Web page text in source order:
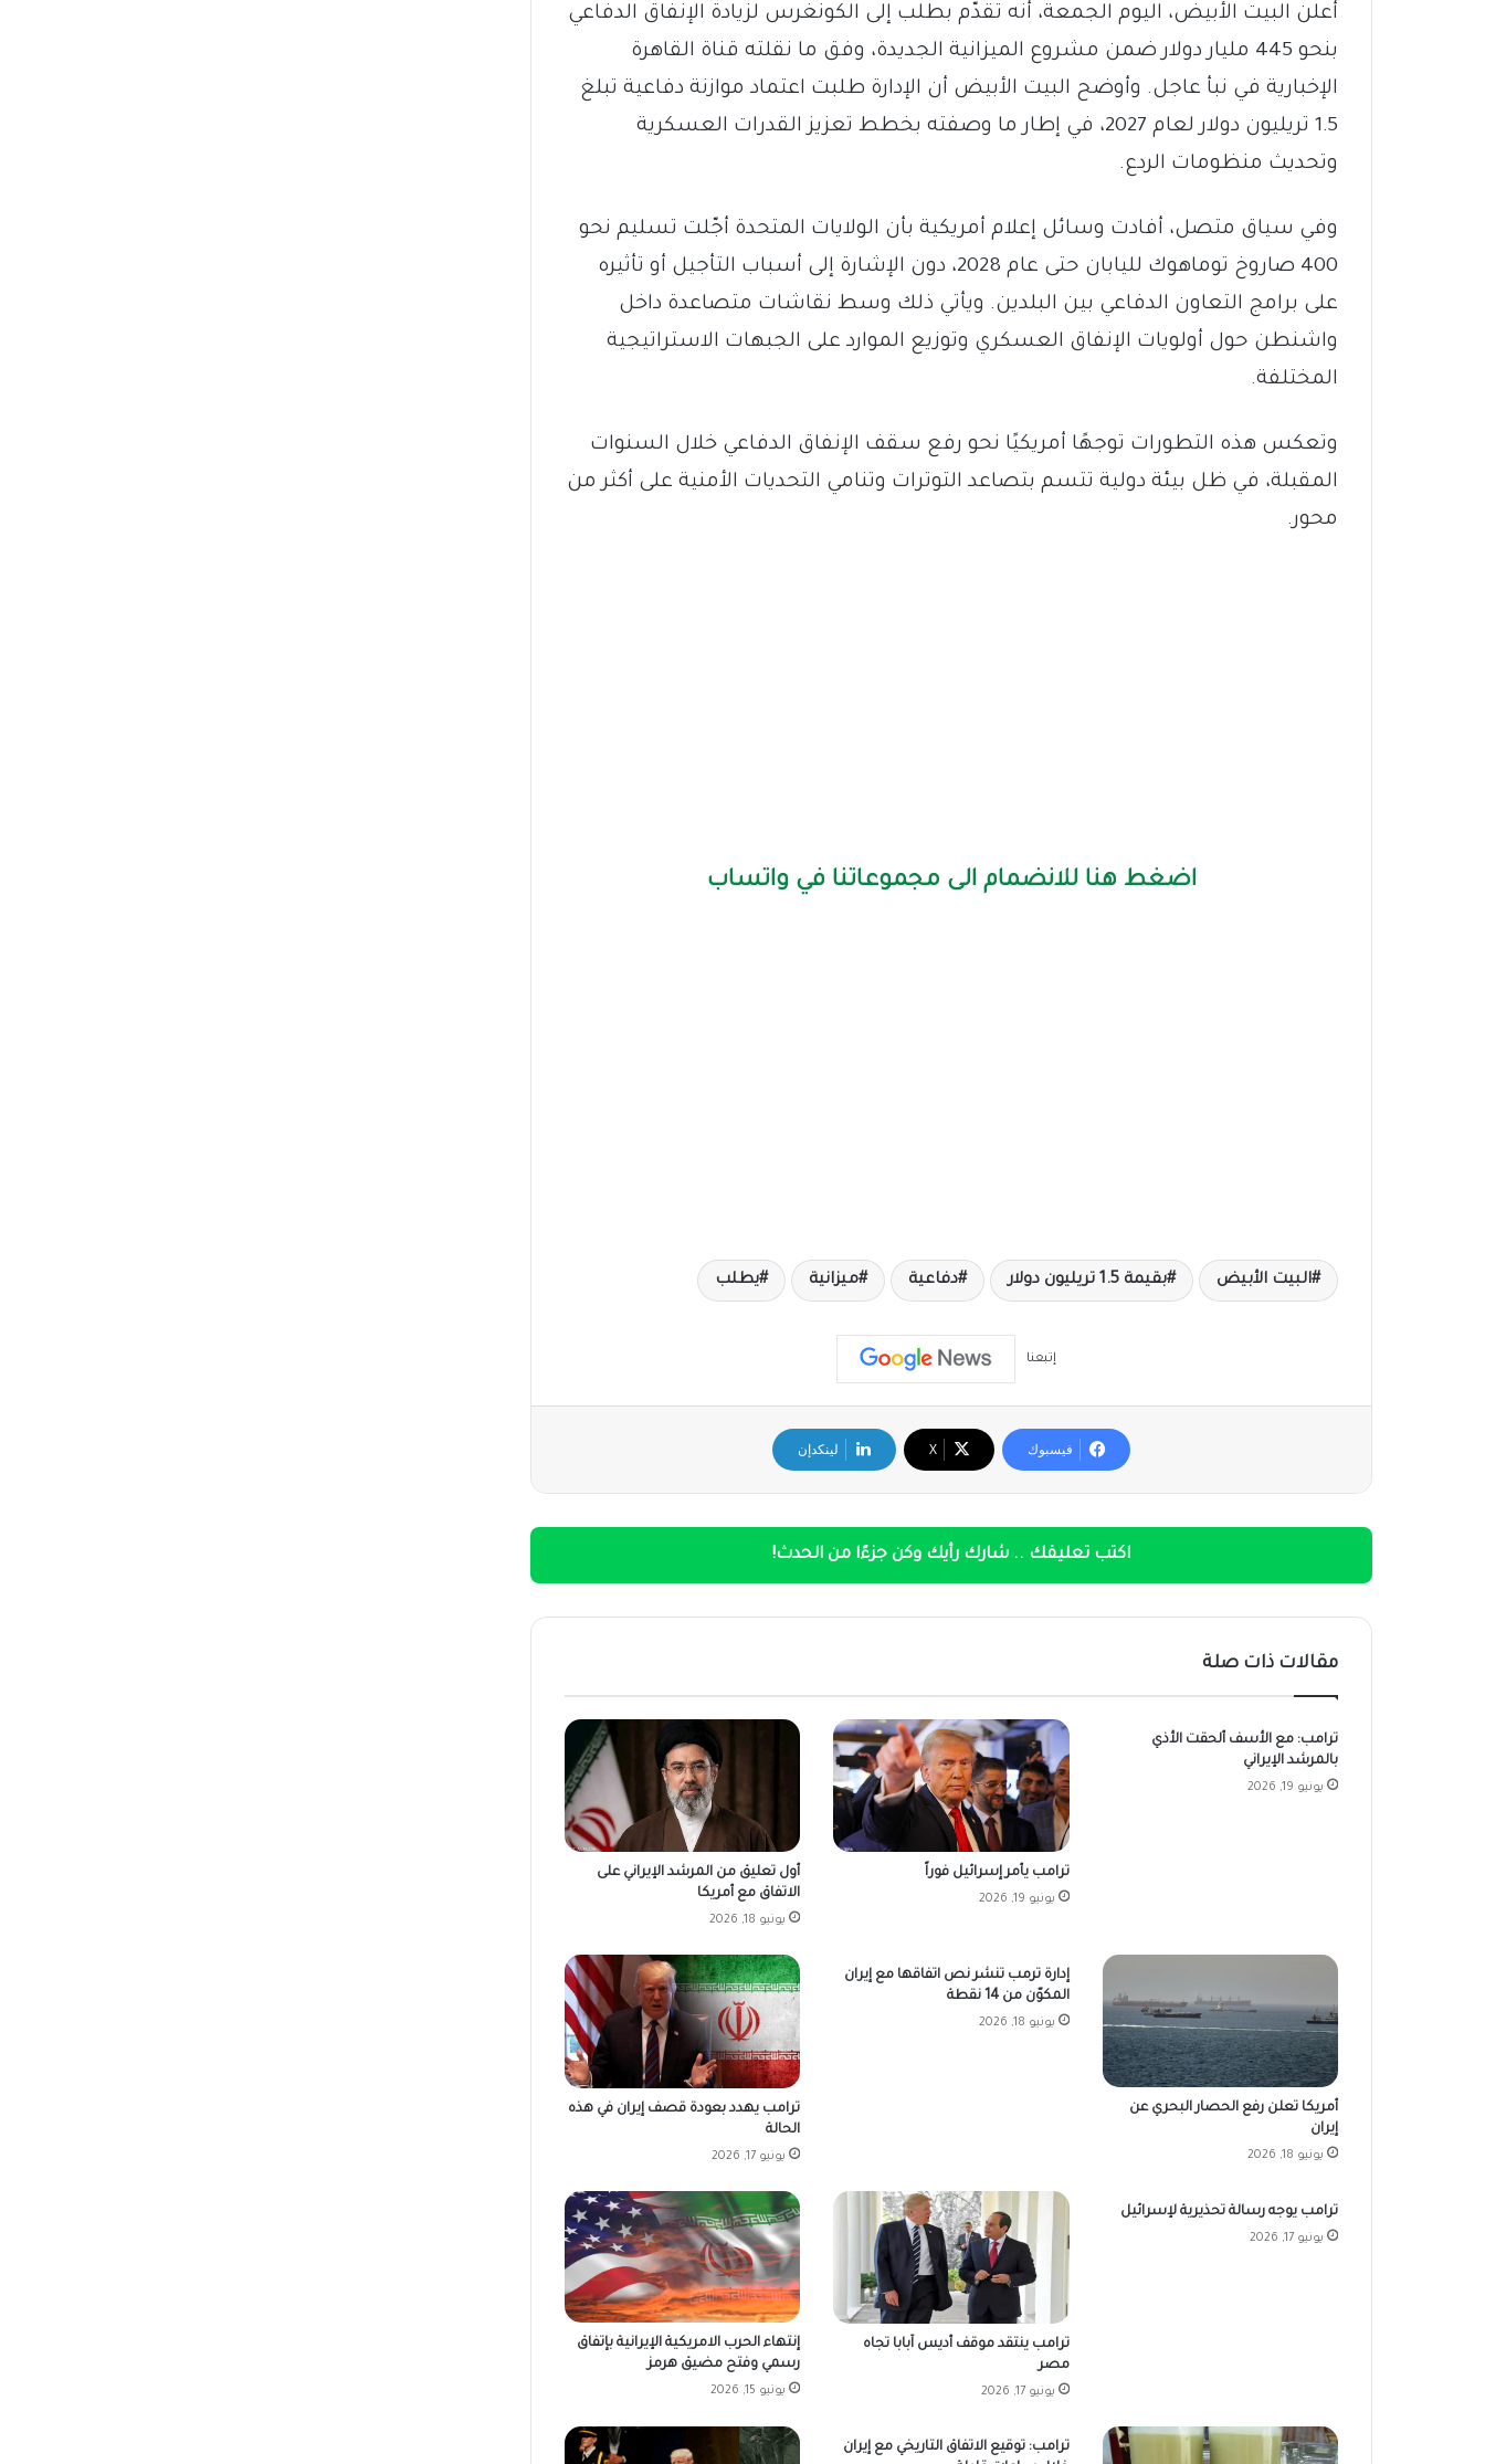
أعلن البيت الأبيض، اليوم الجمعة، أنه تقدّم بطلب إلى الكونغرس لزيادة الإنفاق الدفاعي
بنحو 445 مليار دولار ضمن مشروع الميزانية الجديدة، وفق ما نقلته قناة القاهرة
الإخبارية في نبأ عاجل. وأوضح البيت الأبيض أن الإدارة طلبت اعتماد موازنة دفاعية تبلغ
1.5 تريليون دولار لعام 2027، في إطار ما وصفته بخطط تعزيز القدرات العسكرية
وتحديث منظومات الردع.
وفي سياق متصل، أفادت وسائل إعلام أمريكية بأن الولايات المتحدة أجّلت تسليم نحو
400 صاروخ توماهوك لليابان حتى عام 2028، دون الإشارة إلى أسباب التأجيل أو تأثيره
على برامج التعاون الدفاعي بين البلدين. ويأتي ذلك وسط نقاشات متصاعدة داخل
واشنطن حول أولويات الإنفاق العسكري وتوزيع الموارد على الجبهات الاستراتيجية
المختلفة.
وتعكس هذه التطورات توجهًا أمريكيًا نحو رفع سقف الإنفاق الدفاعي خلال السنوات
المقبلة، في ظل بيئة دولية تتسم بتصاعد التوترات وتنامي التحديات الأمنية على أكثر من
محور.
اضغط هنا للانضمام الى مجموعاتنا في واتساب
البيت الأبيض بقيمة 1.5 تريليون دولار دفاعية ميزانية يطلب
إتبعنا
فيسبوك ‫X لينكدإن
اكتب تعليقك .. شارك رأيك وكن جزءًا من الحدث!
مقالات ذات صلة
ترامب: مع الأسف ألحقت الأذي
بالمرشد الإيراني
يونيو 19, 2026
ترامب يأمر إسرائيل فوراً
يونيو 19, 2026
أول تعليق من المرشد الإيراني على
الاتفاق مع أمريكا
يونيو 18, 2026
أمريكا تعلن رفع الحصار البحري عن
إيران
يونيو 18, 2026
إدارة ترمب تنشر نص اتفاقها مع إيران
المكوّن من 14 نقطة
يونيو 18, 2026
ترامب يهدد بعودة قصف إيران في هذه
الحالة
يونيو 17, 2026
ترامب يوجه رسالة تحذيرية لإسرائيل
يونيو 17, 2026
ترامب ينتقد موقف أديس آبابا تجاه
مصر
يونيو 17, 2026
إنتهاء الحرب الامريكية الإيرانية بإتفاق
رسمي وفتح مضيق هرمز
يونيو 15, 2026
ترامب: توقيع الاتفاق التاريخي مع إيران